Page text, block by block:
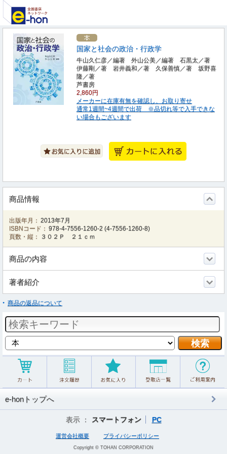
国家と社会の政治・行政学
牛山久仁彦／編著 外山公美／編著 石黒太／著
伊藤剛／著 岩井義和／著 久保善慎／著 坂野喜
隆／著
芦書房
2,860円
メーカーに在庫有無を確認し、お取り寄せ
通常1週間~4週間で出荷 ※品切れ等で入手できな
い場合もございます
商品情報
出版年月： 2013年7月
ISBNコード： 978-4-7556-1260-2 (4-7556-1260-8)
頁数・縦：
３０２Ｐ ２１ｃｍ
商品の内容
著者紹介
商品の返品について
e-honトップへ
表示 ： スマートフォン PC
運営会社概要 プライバシーポリシー
Copyright © TOHAN CORPORATION